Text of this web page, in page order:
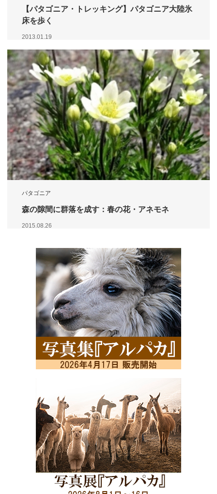
【パタゴニア・トレッキング】パタゴニア大陸氷
床を歩く
2013.01.19
パタゴニア
森の隙間に群落を成す：春の花・アネモネ
2015.08.26